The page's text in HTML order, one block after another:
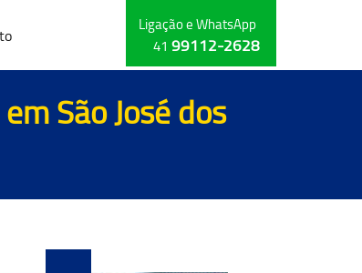
Ligação e WhatsApp
41 99112-2628
São José dos